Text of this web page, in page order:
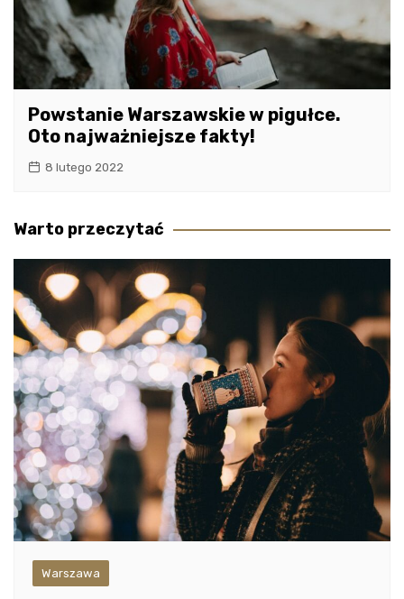
Powstanie Warszawskie w pigułce.
Oto najważniejsze fakty!
8 lutego 2022
Warto przeczytać
Warszawa